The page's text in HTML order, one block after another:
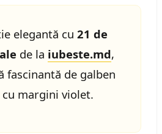
elegantă cu 21 de
de la iubeste.md,
fascinantă de galben
margini violet.